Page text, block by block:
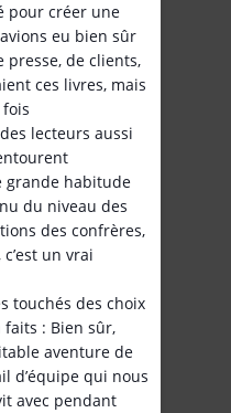
pour créer une
eu bien sûr
presse, de clients,
ces livres, mais
lecteurs aussi
grande habitude
du niveau des
des confrères,
un vrai
touchés des choix
: Bien sûr,
aventure de
d’équipe qui nous
avec pendant